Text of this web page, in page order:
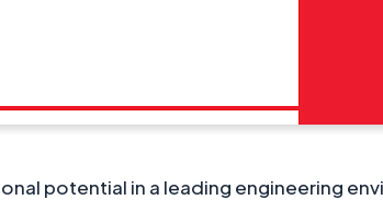
potential in a leading engineering